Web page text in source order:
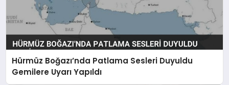
Hürmüz Boğazı’nda Patlama Sesleri Duyuldu
Gemilere Uyarı Yapıldı